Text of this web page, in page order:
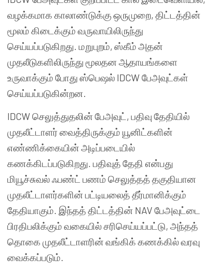
வழக்கமாக காலாண்டுக்கு ஒருமுறை, திட்டத்தின்
மூலம் கிடைக்கும் வருவாயிலிருந்து
செய்யப்படுகிறது. மறுபுறம், ஸ்கீம் அதன்
முதலீடுகளிலிருந்து மூலதன ஆதாயங்களை
உருவாக்கும் போது ஸ்பெஷல் IDCW பேஅவுட்கள்
செய்யப்படுகின்றன.
IDCW செலுத்துதலின் பேஅவுட், பதிவு தேதியில்
முதலீட்டாளர் வைத்திருக்கும் யூனிட்களின்
எண்ணிக்கையின் அடிப்படையில்
கணக்கிடப்படுகிறது. பதிவுத் தேதி என்பது
மியூச்சுவல் ஃபண்ட் பணம் செலுத்தத் தகுதியான
முதலீட்டாளர்களின் பட்டியலைத் தீர்மானிக்கும்
தேதியாகும். இந்தத் திட்டத்தின் NAV பேஅவுட்டை
பிரதிபலிக்கும் வகையில் சரிசெய்யப்பட்டு, அந்தத்
தொகை முதலீட்டாளரின் வங்கிக் கணக்கில் வரவு
வைக்கப்படும்.